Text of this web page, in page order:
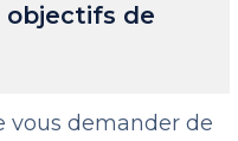
objectifs de
vous demander de